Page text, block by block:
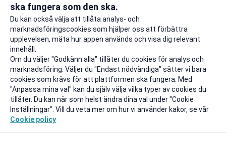
Till rabatten
ska fungera som den ska.
Du kan också välja att tillåta analys- och
marknadsföringscookies som hjälper oss att förbättra
upplevelsen, mäta hur appen används och visa dig relevant
innehåll.
Om du väljer "Godkänn alla" tillåter du cookies för analys och
marknadsföring. Väljer du "Endast nödvändiga" sätter vi bara
cookies som krävs för att plattformen ska fungera. Med
"Anpassa mina val" kan du själv välja vilka typer av cookies du
tillåter. Du kan när som helst ändra dina val under "Cookie
Inställningar". Vill du veta mer om hur vi använder kakor, se vår
Cookie policy